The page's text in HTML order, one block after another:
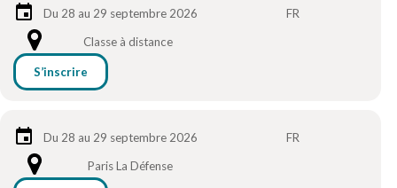
Du 28 au 29 septembre 2026
FR
Classe à distance
S’inscrire
Du 28 au 29 septembre 2026
FR
Paris La Défense